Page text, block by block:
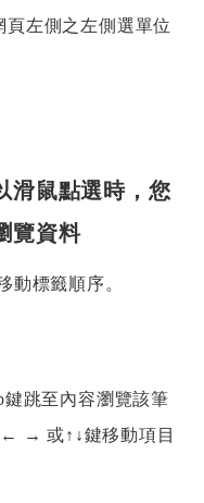
左側之左側選單位
滑鼠點選時，您
覽資料
標籤順序。
跳至內容瀏覽該筆
← → 或↑↓鍵移動項目